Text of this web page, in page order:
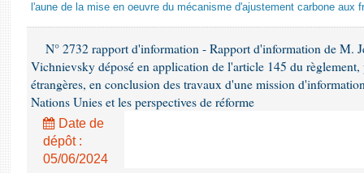
l'aune de la mise en oeuvre du mécanisme d'ajustement carbone aux
N° 2732 rapport d'information - Rapport d'information de M.
Vichnievsky déposé en application de l'article 145 du règlement,
étrangères, en conclusion des travaux d'une mission
Nations Unies et les perspectives de réforme
Date de
dépôt :
05/06/2024